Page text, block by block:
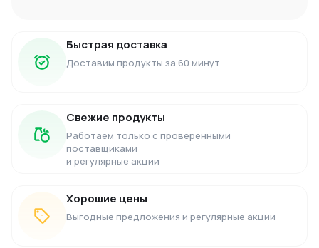
Быстрая доставка
Доставим продукты за 60 минут
Свежие продукты
Работаем только с проверенными
поставщиками
и регулярные акции
Хорошие цены
Выгодные предложения и регулярные акции